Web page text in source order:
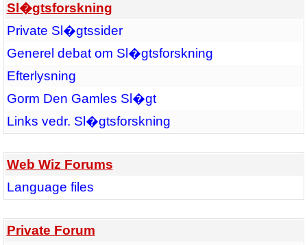
Sl�gtsforskning
Private Sl�gtssider
Generel debat om Sl�gtsforskning
Efterlysning
Gorm Den Gamles Sl�gt
Links vedr. Sl�gtsforskning
Web Wiz Forums
Language files
Private Forum